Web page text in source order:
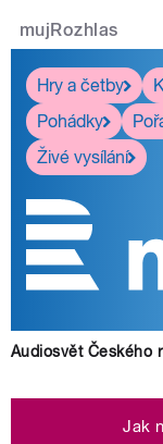
mujRozhlas
Hry a četby
Pohádky
Živé vysílání
Audiosvět Českého
Jak